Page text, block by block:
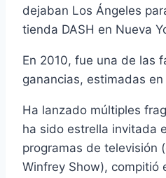
dejaban Los Ángeles
tienda DASH en Nueva
En 2010, fue una de las
ganancias, estimadas
Ha lanzado múltiples
ha sido estrella invitada
programas de televisión
Winfrey Show), compitió